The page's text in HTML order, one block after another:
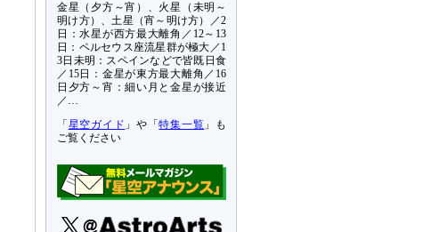
金星（夕方～宵）、火星（未明～
明け方）、土星（宵～明け方）／2
日：水星が西方最大離角／12～13
日：ペルセウス座流星群が極大／1
3日未明：スペインなどで皆既日食
／15日：金星が東方最大離角／16
日夕方～宵：細い月と金星が接近
／…
「 星空ガイド 」や「特集一覧 」も
ご覧ください